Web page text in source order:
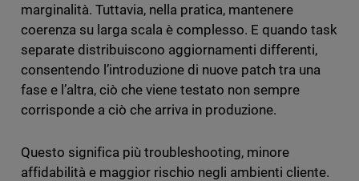
marginalità. Tuttavia, nella pratica, mantenere
coerenza su larga scala è complesso. E quando task
separate distribuiscono aggiornamenti differenti,
consentendo l’introduzione di nuove patch tra una
fase e l’altra, ciò che viene testato non sempre
corrisponde a ciò che arriva in produzione.
Questo significa più troubleshooting, minore
affidabilità e maggior rischio negli ambienti cliente.